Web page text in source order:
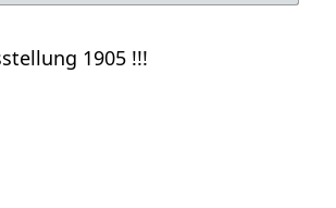
1905 !!!